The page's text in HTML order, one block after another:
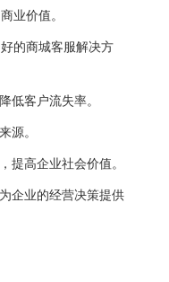
业价值。
的商城客服解决方
客户流失率。
。
高企业社会价值。
业的经营决策提供